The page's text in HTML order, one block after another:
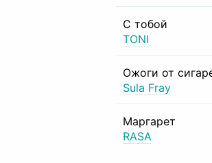
С тобой
TONI
Ожоги от
Sula Fray
Маргарет
RASA